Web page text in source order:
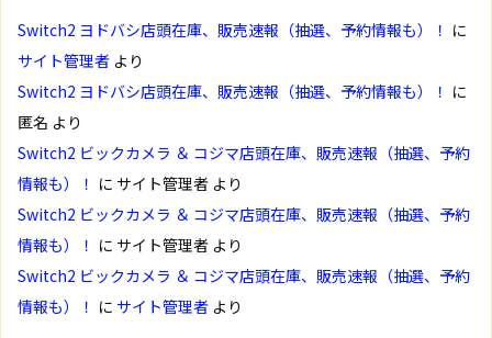
Switch2 ヨドバシ店頭在庫、販売速報（抽選、予約情報も）！ に
サイト管理者 より
Switch2 ヨドバシ店頭在庫、販売速報（抽選、予約情報も）！ に
匿名 より
Switch2 ビックカメラ ＆ コジマ店頭在庫、販売速報（抽選、予約
情報も）！ に サイト管理者 より
Switch2 ビックカメラ ＆ コジマ店頭在庫、販売速報（抽選、予約
情報も）！ に サイト管理者 より
Switch2 ビックカメラ ＆ コジマ店頭在庫、販売速報（抽選、予約
情報も）！ に サイト管理者 より